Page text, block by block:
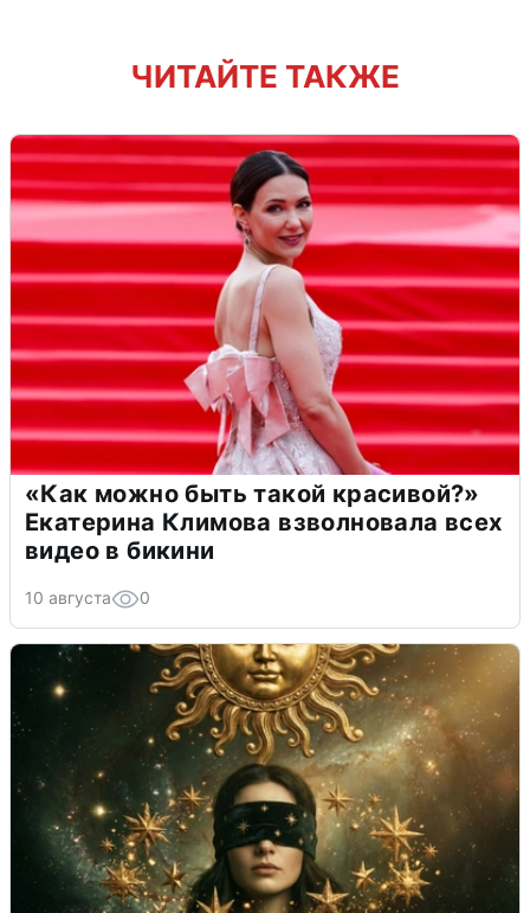
ЧИТАЙТЕ ТАКЖЕ
«Как можно быть такой красивой?»
Екатерина Климова взволновала всех
видео в бикини
10 августа 0